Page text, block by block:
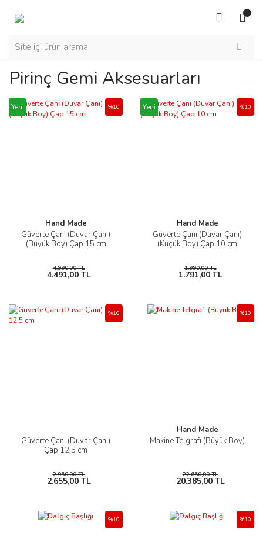
Pirinç Gemi Aksesuarları
Yeni
Hand Made
Güverte Çanı (Duvar Çanı)
(Büyük Boy) Çap 15 cm
%10
4.990,00 TL
4.491,00 TL
Yeni
Hand Made
Güverte Çanı (Duvar Çanı)
(Küçük Boy) Çap 10 cm
%10
1.990,00 TL
1.791,00 TL
Güverte Çanı (Duvar Çanı)
Çap 12.5 cm
%10
2.950,00 TL
2.655,00 TL
Hand Made
Makine Telgrafı (Büyük Boy)
%10
22.650,00 TL
20.385,00 TL
%10 %10